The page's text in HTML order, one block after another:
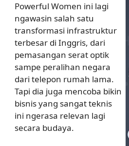
Powerful Women ini lagi
ngawasin salah satu
transformasi infrastruktur
terbesar di Inggris, dari
pemasangan serat optik
sampe peralihan negara
dari telepon rumah lama.
Tapi dia juga mencoba bikin
bisnis yang sangat teknis
ini ngerasa relevan lagi
secara budaya.